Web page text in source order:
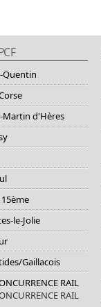
Quentin
Martin d'Hères
15ème
le-Jolie
Gaillacois
RAIL
RAIL